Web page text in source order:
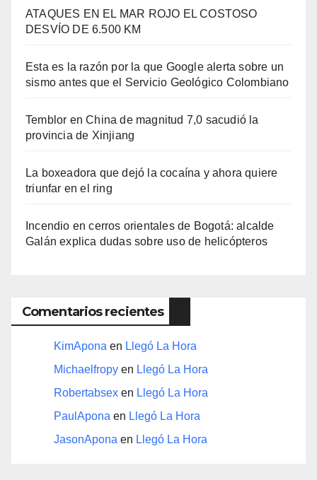
ATAQUES EN EL MAR ROJO EL COSTOSO
DESVÍO DE 6.500 KM
Esta es la razón por la que Google alerta sobre un
sismo antes que el Servicio Geológico Colombiano
Temblor en China de magnitud 7,0 sacudió la
provincia de Xinjiang
La boxeadora que dejó la cocaína y ahora quiere
triunfar en el ring​
Incendio en cerros orientales de Bogotá: alcalde
Galán explica dudas sobre uso de helicópteros
Comentarios recientes
KimApona en Llegó La Hora
Michaelfropy en Llegó La Hora
Robertabsex en Llegó La Hora
PaulApona en Llegó La Hora
JasonApona en Llegó La Hora